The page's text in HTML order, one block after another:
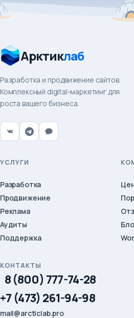
Арктиклаб
Разработка и продвижение сайтов.
Комплексный digital-маркетинг для
роста вашего бизнеса.
УСЛУГИ
Разработка
Продвижение
Реклама
Аудиты
Поддержка
КОНТАКТЫ
8 (800) 777-74-28
+7 (473) 261-94-98
mail@arcticlab.pro